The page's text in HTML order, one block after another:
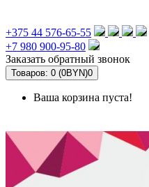
+375 44 576-65-55
+7 980 900-95-80
Заказать обратный звонок
Товаров: 0 (0BYN)0
Ваша корзина пуста!